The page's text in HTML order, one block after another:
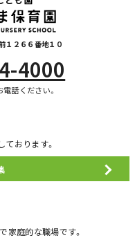
１２６６番地１０
4000
話ください。
ております。
家庭的な職場です。